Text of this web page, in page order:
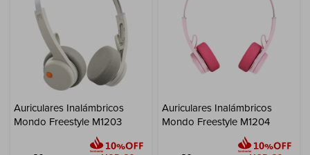
Auriculares Inalámbricos
Mondo Freestyle M1203
Auriculares Inalámbricos
Mondo Freestyle M1204